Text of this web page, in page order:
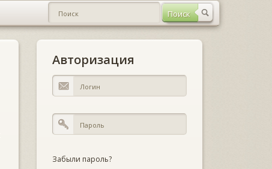
Авторизация
Забыли пароль?